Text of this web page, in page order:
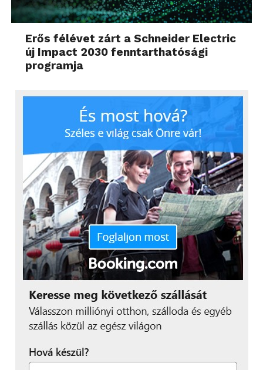
Erős félévet zárt a Schneider Electric
új Impact 2030 fenntarthatósági
programja